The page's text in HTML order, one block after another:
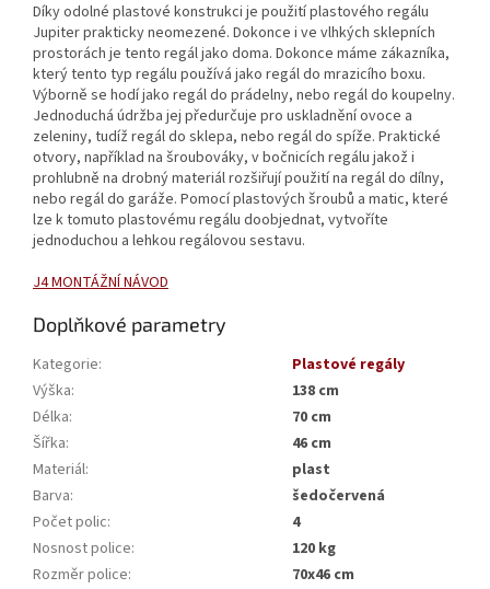
Díky odolné plastové konstrukci je použití plastového regálu
Jupiter prakticky neomezené. Dokonce i ve vlhkých sklepních
prostorách je tento regál jako doma. Dokonce máme zákazníka,
který tento typ regálu používá jako regál do mrazicího boxu.
Výborně se hodí jako regál do prádelny, nebo regál do koupelny.
Jednoduchá údržba jej předurčuje pro uskladnění ovoce a
zeleniny, tudíž regál do sklepa, nebo regál do spíže. Praktické
otvory, například na šroubováky, v bočnicích regálu jakož i
prohlubně na drobný materiál rozšiřují použití na regál do dílny,
nebo regál do garáže. Pomocí plastových šroubů a matic, které
lze k tomuto plastovému regálu doobjednat, vytvoříte
jednoduchou a lehkou regálovou sestavu.
J4 MONTÁŽNÍ NÁVOD
Doplňkové parametry
Kategorie:
Plastové regály
Výška:
138 cm
Délka:
70 cm
Šířka:
46 cm
Materiál:
plast
Barva:
šedočervená
Počet polic:
4
Nosnost police:
120 kg
Rozměr police:
70x46 cm